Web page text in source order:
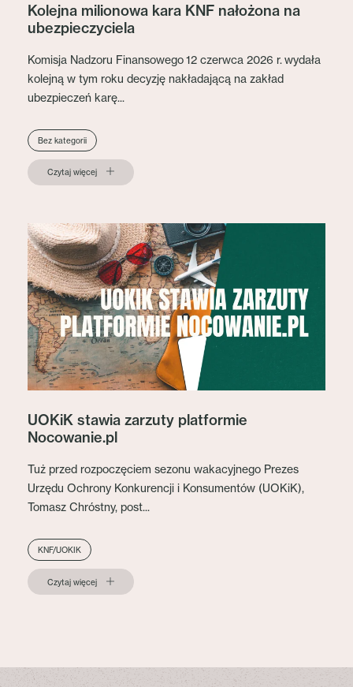
Kolejna milionowa kara KNF nałożona na
ubezpieczyciela
Komisja Nadzoru Finansowego 12 czerwca 2026 r. wydała
kolejną w tym roku decyzję nakładającą na zakład
ubezpieczeń karę...
Bez kategorii
Czytaj więcej
UOKiK stawia zarzuty platformie
Nocowanie.pl
Tuż przed rozpoczęciem sezonu wakacyjnego Prezes
Urzędu Ochrony Konkurencji i Konsumentów (UOKiK),
Tomasz Chróstny, post...
KNF/UOKIK
Czytaj więcej